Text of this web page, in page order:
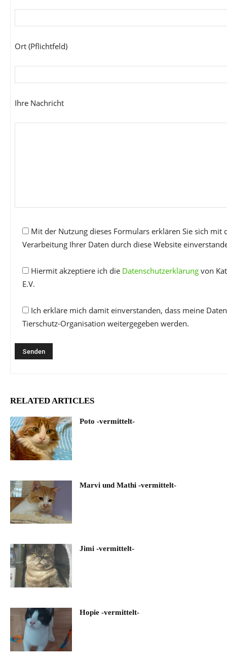
Ort (Pflichtfeld)
Ihre Nachricht
Mit der Nutzung dieses Formulars erklären Sie sich mit
Verarbeitung Ihrer Daten durch diese Website
Hiermit akzeptiere ich die Datenschutzerklärung von
E.V.
Ich erkläre mich damit einverstanden, dass meine
Tierschutz-Organisation weitergegeben werden.
RELATED ARTICLES
Poto -vermittelt-
Marvi und Mathi -vermittelt-
Jimi -vermittelt-
Hopie -vermittelt-